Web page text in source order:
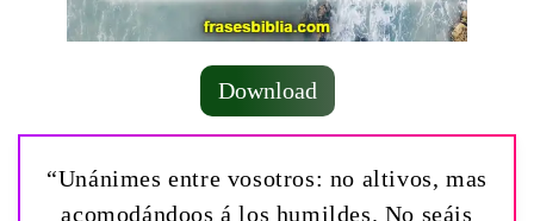
Download
“Unánimes entre vosotros: no altivos, mas
acomodándoos á los humildes. No seáis